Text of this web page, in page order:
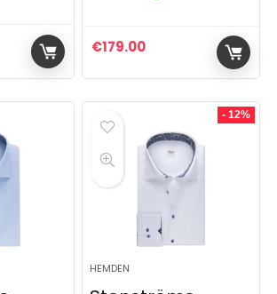
prijs was: €149.00.
prijs is: €84.99.
€179.00
- 12%
HEMDEN